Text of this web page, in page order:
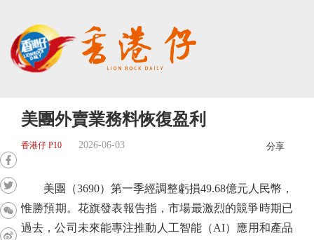
美團外賣業務料恢復盈利
香港仔 P10 2026-06-03 分享
美團（3690）第一季經調整虧損49.68億元人民幣，
惟勝預期。花旗發表報告指，市場最激烈的競爭時期已
過去，公司未來能專注推動人工智能（AI）應用和產品